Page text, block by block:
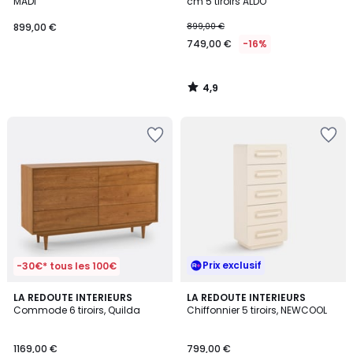
899,00 €
899,00 €
749,00 € -16%
4,9
/
-30€* tous les 100€
LA REDOUTE INTERIEURS
Commode 6 tiroirs, Quilda
1169,00 €
4,3
/ 5
Prix exclusif
LA REDOUTE INTERIEURS
Chiffonnier 5 tiroirs, NEWCOOL
799,00 €